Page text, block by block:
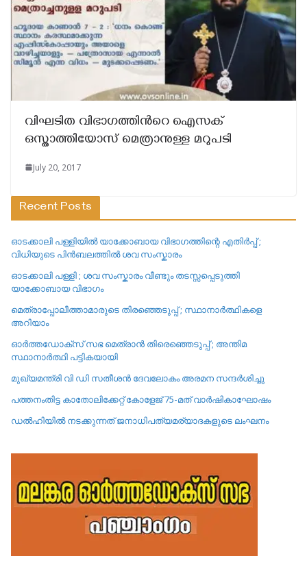
വിഘടിത വിഭാഗത്തിന്‍റെ ഐസക്
ഒസ്താത്തിയോസ് മെത്രാനുള്ള മറുപടി
July 20, 2017
Recent Posts
ഓടക്കാലി പള്ളിയിൽ യാക്കോബായ വിഭാഗത്തിന്റെ എതിർപ്പ് ;
വിധിയുടെ പിൻബലത്തിൽ ശവ സംസ്കാരം
ഓടക്കാലി പള്ളി ; ശവ സംസ്കാരം വീണ്ടും തടസ്സപ്പെടുത്തി
യാക്കോബായ വിഭാഗം
മെത്രാപ്പോലീത്താമാരുടെ തിരഞ്ഞെടുപ്പ് ; സ്ഥാനാർത്ഥികളെ
അറിയാം
ഓർത്തഡോക്സ് സഭ മെത്രാൻ തിരെഞ്ഞെടുപ്പ് ; അന്തിമ
സ്ഥാനാർത്ഥി പട്ടികയായി
മുഖ്യമന്ത്രി വി ഡി സതീശൻ ദേവലോകം അരമന സന്ദർശിച്ചു
പത്തനംതിട്ട കാതോലിക്കേറ്റ്‌ കോളേജ്‌ 75-മത് വാർഷികാഘോഷം
ഡൽഹിയിൽ നടക്കുന്നത് ജനാധിപത്യമര്യാദകളുടെ ലംഘനം